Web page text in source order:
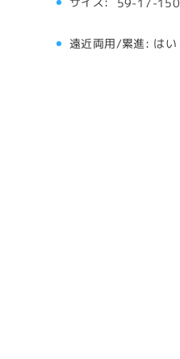
遠近両用/累進: はい